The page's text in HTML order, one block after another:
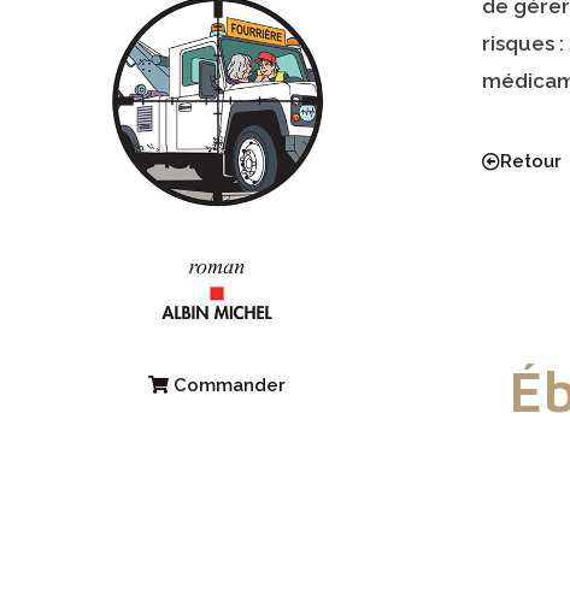
Commander
de
risques
Retour
Ce livre